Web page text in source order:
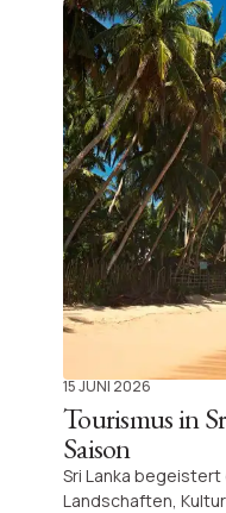
15 JUNI 2026
Tourismus in
Saison
Sri Lanka
Landschaften,